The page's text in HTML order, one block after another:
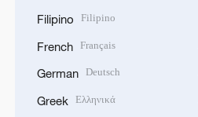
Filipino Filipino
French Français
German Deutsch
Greek Ελληνικά